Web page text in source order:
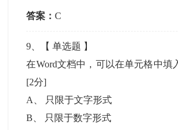
答案：C
9 、【单选题 】
在Word文档中，可以在单元格中填
[2分]
A
只限于文字形式
B
只限于数字形式